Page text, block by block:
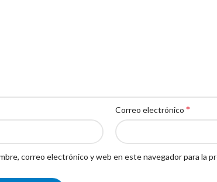
Correo electrónico*
correo electrónico y web en este navegador para la